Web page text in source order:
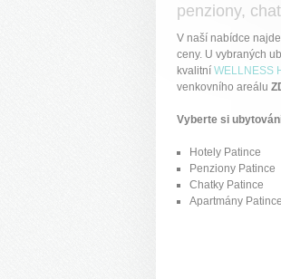
penziony,
V naší nabídce
ceny. U vybraných
kvalitní WELLNESS
venkovního areálu
Vyberte si
Hotely Patince
Penziony Patince
Chatky Patince
Apartmány Patince